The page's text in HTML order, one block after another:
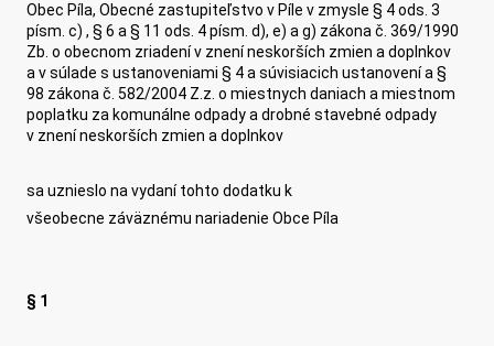
Obec Píla, Obecné zastupiteľstvo v Píle v zmysle § 4 ods. 3
písm. c) , § 6 a § 11 ods. 4 písm. d), e) a g) zákona č. 369/1990
Zb. o obecnom zriadení v znení neskorších zmien a doplnkov
a v súlade s ustanoveniami § 4 a súvisiacich ustanovení a §
98 zákona č. 582/2004 Z.z. o miestnych daniach a miestnom
poplatku za komunálne odpady a drobné stavebné odpady
v znení neskorších zmien a doplnkov
sa uznieslo na vydaní tohto dodatku k
všeobecne záväznému nariadenie Obce Píla
§ 1